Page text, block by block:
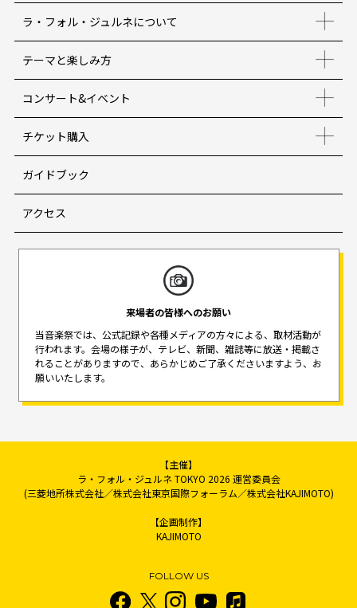
ラ・フォル・ジュルネについて
テーマと楽しみ方
コンサート&イベント
チケット購入
ガイドブック
アクセス
来場者の皆様へのお願い
当音楽祭では、公式記録や各種メディアの方々による、取材活動が
行われます。 会場の様子が、テレビ、新聞、雑誌等に放送・掲載さ
れることがありますので、 あらかじめご了承くださいますよう、お
願いいたします。
【主催】
ラ・フォル・ジュルネ TOKYO 2026 運営委員会
(三菱地所株式会社／株式会社東京国際フォーラム／株式会社KAJIMOTO)
【企画制作】
KAJIMOTO
FOLLOW US